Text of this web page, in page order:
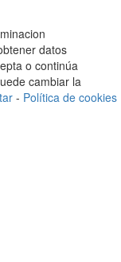
datos
o continúa
cambiar la
- Política de cookies